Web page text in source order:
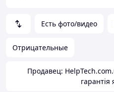
Есть фото/видео
Отрицательные
Продавец:
гарантія